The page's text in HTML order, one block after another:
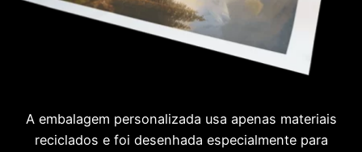
A embalagem personalizada usa apenas materiais
reciclados e foi desenhada especialmente para